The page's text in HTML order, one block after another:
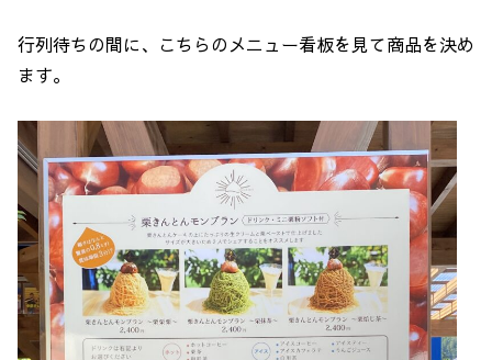
行列待ちの間に、こちらのメニュー看板を見て商品を決め
ます。